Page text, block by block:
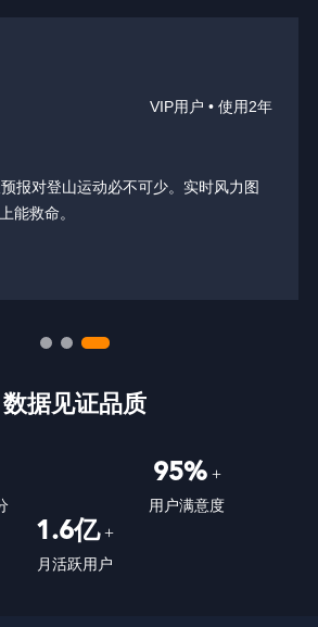
VIP用户 • 使用2年
报对登山运动必不可少。实时风力图
能救命。
数据见证品质
95%+
用户满意度
1.6亿+
月活跃用户